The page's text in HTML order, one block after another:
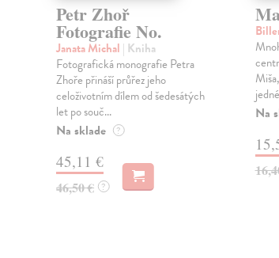
Petr Zhoř
Fotografie No.
Janata Michal | Kniha
Fotografická monografie Petra
Zhoře přináší průřez jeho
celoživotním dílem od šedesátých
let po souč...
Na sklade ?
45,11 €
46,50 € ?
Na